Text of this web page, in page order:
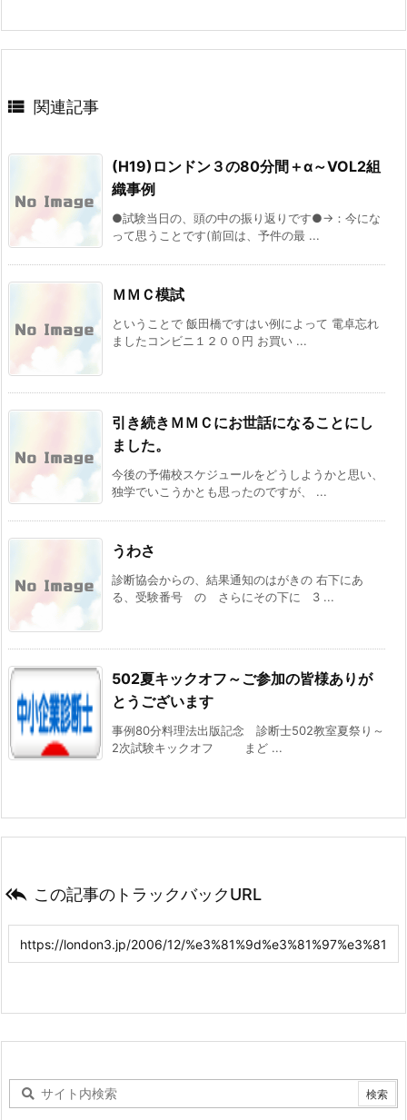
 関連記事
(H19)ロンドン３の80分間＋α～VOL2組
織事例
●試験当日の、頭の中の振り返りです●→：今にな
って思うことです(前回は、予件の最 ...
ＭＭＣ模試
ということで 飯田橋ですはい例によって 電卓忘れ
ましたコンビニ１２００円 お買い ...
引き続きＭＭＣにお世話になることにし
ました。
今後の予備校スケジュールをどうしようかと思い、
独学でいこうかとも思ったのですが、 ...
うわさ
診断協会からの、結果通知のはがきの 右下にあ
る、受験番号 の さらにその下に 3 ...
502夏キックオフ～ご参加の皆様ありが
とうございます
事例80分料理法出版記念 診断士502教室夏祭り～
2次試験キックオフ まど ...
 この記事のトラックバックURL